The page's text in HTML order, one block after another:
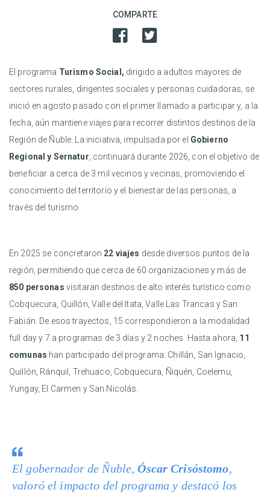
COMPARTE
El programa Turismo Social, dirigido a adultos mayores de
sectores rurales, dirigentes sociales y personas cuidadoras, se
inició en agosto pasado con el primer llamado a participar y, a la
fecha, aún mantiene viajes para recorrer distintos destinos de la
Región de Ñuble. La iniciativa, impulsada por el Gobierno
Regional y Sernatur , continuará durante 2026, con el objetivo de
beneficiar a cerca de 3 mil vecinos y vecinas, promoviendo el
conocimiento del territorio y el bienestar de las personas, a
través del turismo.
En 2025 se concretaron 22 viajes desde diversos puntos de la
región, permitiendo que cerca de 60 organizaciones y más de
850 personas visitaran destinos de alto interés turístico como
Cobquecura, Quillón, Valle del Itata, Valle Las Trancas y San
Fabián. De esos trayectos, 15 correspondieron a la modalidad
full day y 7 a programas de 3 días y 2 noches. Hasta ahora, 11
comunas han participado del programa: Chillán, San Ignacio,
Quillón, Ránquil, Trehuaco, Cobquecura, Ñiquén, Coelemu,
Yungay, El Carmen y San Nicolás.
El gobernador de Ñuble,Óscar Crisóstomo,
valoró el impacto del programa y destacó los